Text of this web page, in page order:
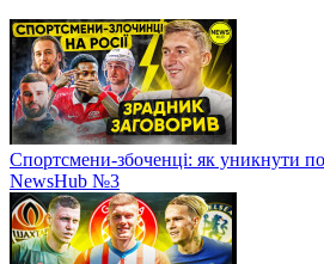
Спортсмени-збоченці: як уникнути
NewsHub №3